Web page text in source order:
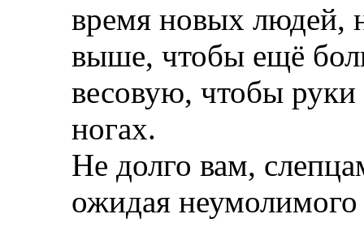
время новых людей,
выше, чтобы ещё
весовую, чтобы
ногах.
Не долго вам,
ожидая